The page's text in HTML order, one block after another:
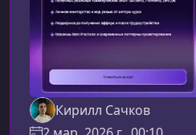
Кирилл Сачков